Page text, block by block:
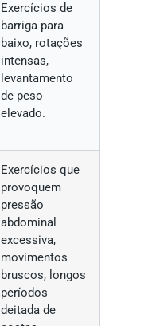
Exercícios de
barriga para
baixo, rotações
intensas,
levantamento
de peso
elevado.
Exercícios que
provoquem
pressão
abdominal
excessiva,
movimentos
bruscos, longos
períodos
deitada de